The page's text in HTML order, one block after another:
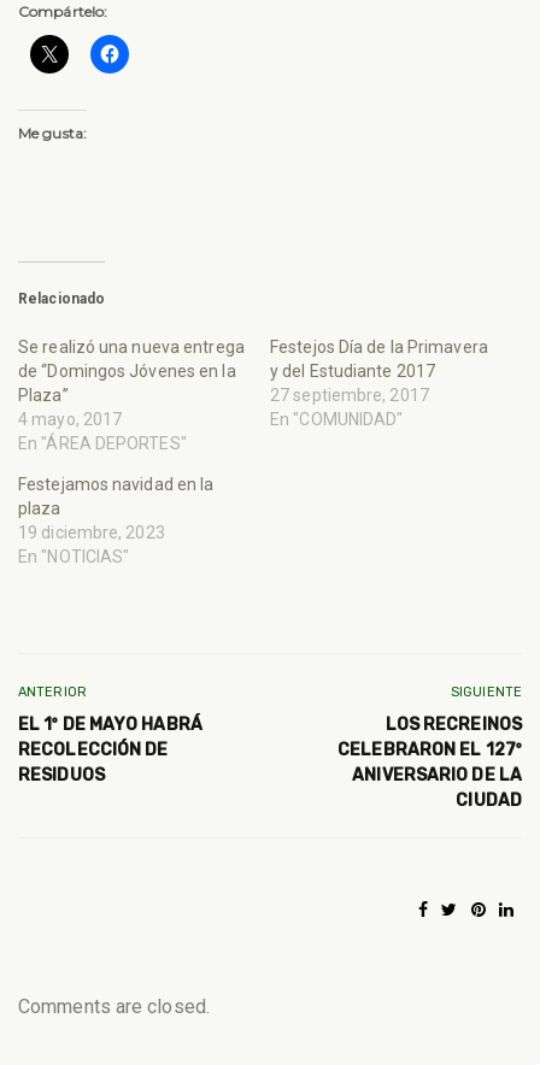
Compártelo:
Me gusta:
Relacionado
Se realizó una nueva entrega
de “Domingos Jóvenes en la
Plaza”
4 mayo, 2017
En "ÁREA DEPORTES"
Festejos Día de la Primavera
y del Estudiante 2017
27 septiembre, 2017
En "COMUNIDAD"
Festejamos navidad en la
plaza
19 diciembre, 2023
En "NOTICIAS"
ANTERIOR
EL 1º DE MAYO HABRÁ
RECOLECCIÓN DE
RESIDUOS
SIGUIENTE
LOS RECREINOS
CELEBRARON EL 127º
ANIVERSARIO DE LA
CIUDAD
Comments are closed.